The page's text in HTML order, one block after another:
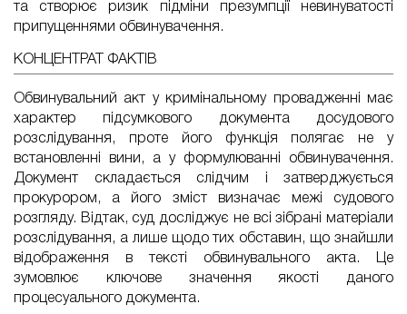
та створює ризик підміни презумпції невинуватості
припущеннями обвинувачення.
КОНЦЕНТРАТ ФАКТІВ
Обвинувальний акт у кримінальному провадженні має
характер підсумкового документа досудового
розслідування, проте його функція полягає не у
встановленні вини, а у формулюванні обвинувачення.
Документ складається слідчим і затверджується
прокурором, а його зміст визначає межі судового
розгляду. Відтак, суд досліджує не всі зібрані матеріали
розслідування, а лише щодо тих обставин, що знайшли
відображення в тексті обвинувального акта. Це
зумовлює ключове значення якості даного
процесуального документа.